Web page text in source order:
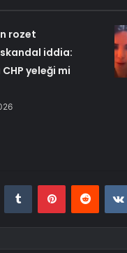
rozet
iddia:
yeleği mi
Tumblr PinterestReddit